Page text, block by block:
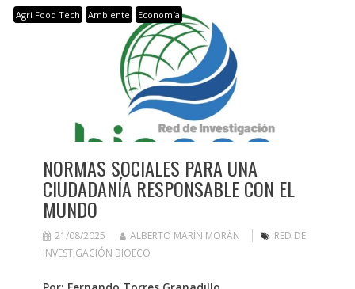
Agri Food Tech Ambiente Economía
NORMAS SOCIALES PARA UNA
CIUDADANÍA RESPONSABLE CON EL
MUNDO
21/08/2025 ALBERTO MARÍN MORÁN
RED DE
INVESTIGACIÓN BIOECO